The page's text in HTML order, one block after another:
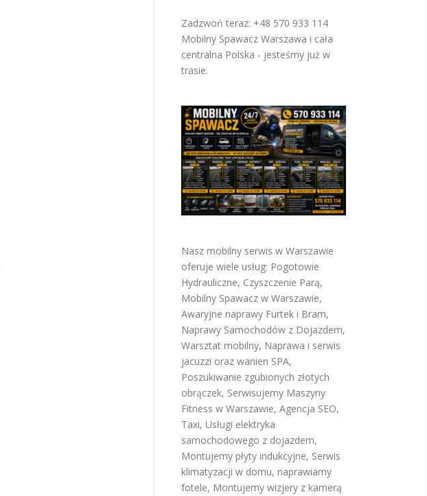
Zadzwoń teraz: +48 570 933 114
Mobilny Spawacz Warszawa i cała
centralna Polska - jesteśmy już w
trasie.
Nasz mobilny serwis w Warszawie
oferuje wiele usług: Pogotowie
Hydrauliczne, Czyszczenie Parą,
Mobilny Spawacz w Warszawie,
Awaryjne naprawy Furtek i Bram,
Naprawy Samochodów z Dojazdem,
Warsztat mobilny, Naprawa i serwis
jacuzzi oraz wanien SPA,
Poszukiwanie zgubionych złotych
obrączek, Serwisujemy Maszyny
Fitness w Warszawie, Agencja SEO,
Taxi, Usługi elektryka
samochodowego z dojazdem,
Montujemy płyty indukcyjne, Serwis
klimatyzacji w domu, naprawiamy
fotele, Montujemy wizjery z kamerą